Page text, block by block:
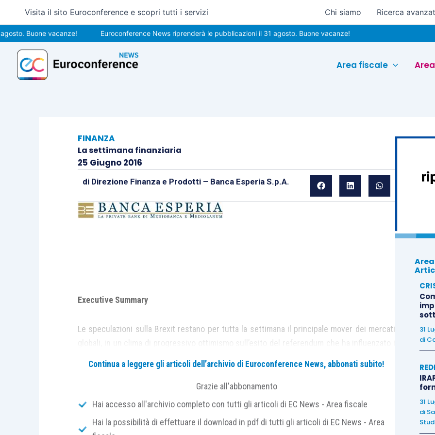
contenuto
Visita il sito Euroconference e scopri tutti i servizi Chi siamo Ricerca
Buone vacanze! Euroconference News riprenderà le pubblicazioni il 31 agosto. Buone vacanze!
Area fiscale
FINANZA
La settimana finanziaria
25 Giugno 2016
di Direzione Finanza e Prodotti – Banca Esperia S.p.A.
Executive Summary
Le speculazioni sulla Brexit restano per tutta la settimana il principale mover dei mercati
globali, in un clima di progressivo ottimismo sull’esito del referendum che ha influenzato i
rappresentata dall’esito effettivo del voto (uscito stanotte), che ha portato profondamente
in rosso le borse asiatiche e ha pesato ovviamente in modo estremo su quelle europee. Il
settore più colpitoè quello bancario, dove sono ovviamente più forti le connessioni e
degli ultimi trent’anni. Dopo le annunciate dimissioni di Cameron, si resta ora in attesa
Continua a leggere gli articoli dell’archivio di Euroconference News, abbonati subito!
Grazie all'abbonamento
Hai accesso all'archivio completo con tutti gli articoli di EC News - Area fiscale
Hai la possibilità di effettuare il download in pdf di tutti gli articoli di EC News - Area
31
di
31
di